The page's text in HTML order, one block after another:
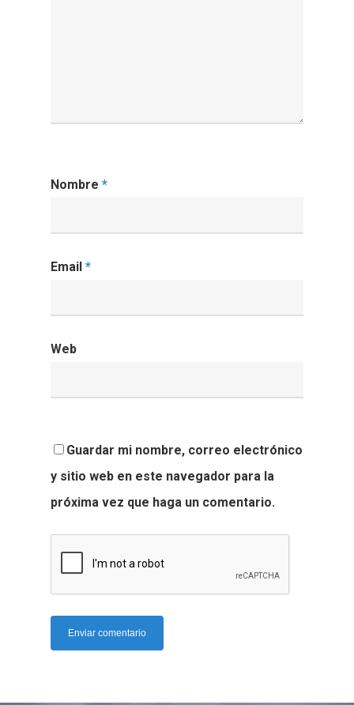
Nombre *
Email *
Web
Guardar mi nombre, correo electrónico
y sitio web en este navegador para la
próxima vez que haga un comentario.